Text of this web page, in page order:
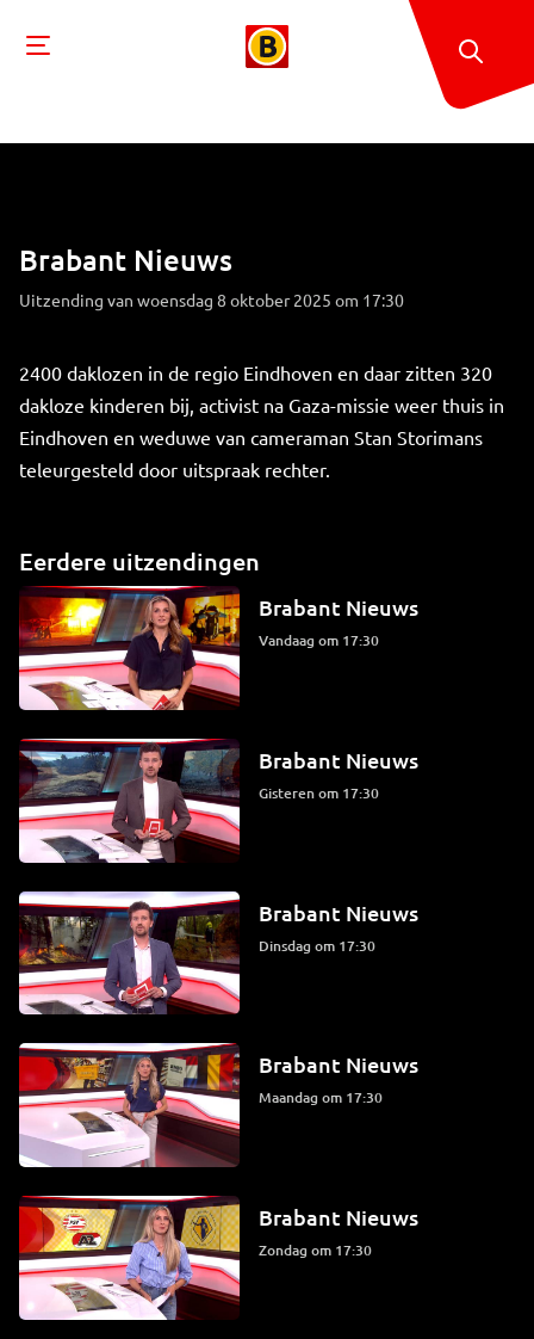
Brabant Nieuws
Uitzending van woensdag 8 oktober 2025 om 17:30
2400 daklozen in de regio Eindhoven en daar zitten 320
dakloze kinderen bij, activist na Gaza-missie weer thuis in
Eindhoven en weduwe van cameraman Stan Storimans
teleurgesteld door uitspraak rechter.
Eerdere uitzendingen
Brabant Nieuws
Vandaag om 17:30
Brabant Nieuws
Gisteren om 17:30
Brabant Nieuws
dinsdag om 17:30
Brabant Nieuws
maandag om 17:30
Brabant Nieuws
zondag om 17:30